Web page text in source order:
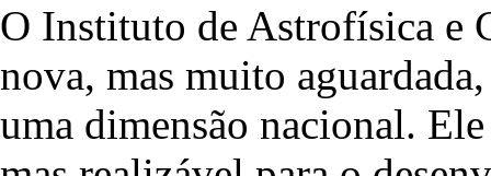
O Instituto de Astrofísica e
nova, mas muito
uma dimensão nacional.